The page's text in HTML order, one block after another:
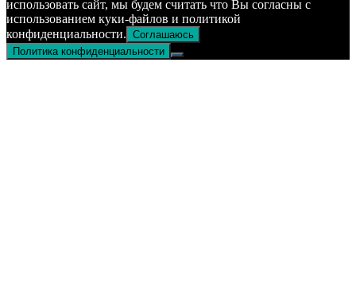
использовать сайт, мы будем считать что Вы согласны с
использованием куки-файлов и политикой
конфиденциальности. Соглашаюсь
Политика конфиденциальности